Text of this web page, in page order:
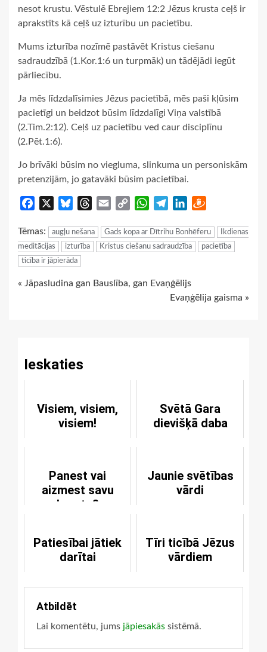
nesot krustu. Vēstulē Ebrejiem 12:2 Jēzus krusta ceļš ir
aprakstīts kā ceļš uz izturību un pacietību.
Mums izturība nozīmē pastāvēt Kristus ciešanu
sadraudzībā (1.Kor.1:6 un turpmāk) un tādējādi iegūt
pārliecību.
Ja mēs līdzdalīsimies Jēzus pacietībā, mēs paši kļūsim
pacietīgi un beidzot būsim līdzdalīgi Viņa valstībā
(2.Tim.2:12). Ceļš uz pacietību ved caur disciplīnu
(2.Pēt.1:6).
Jo brīvāki būsim no viegluma, slinkuma un personiskām
pretenzijām, jo ​​gatavāki būsim pacietībai.
Facebook BlueskyThreads
Email
Copy
WhatsApp
TelegramLinkedIn
Tēmas: augļu nešana Gads kopa ar Dītrihu Bonhēferu
Ikdienas
meditācijas
izturība Kristus ciešanu sadraudzība
pacietība
ticība ir jāpierāda
Continue
« Jāpasludina gan Bauslība, gan Evaņģēlijs
Evaņģēlija gaisma »
Ieskaties
Visiem, visiem,
visiem!
Svētā Gara
dievišķā daba
Panest vai
aizmest savu
krustu?
Jaunie svētības
vārdi
Patiesībai jātiek
darītai
Tīri ticībā Jēzus
vārdiem
Atbildēt
Lai komentētu, jums jāpiesakās sistēmā.